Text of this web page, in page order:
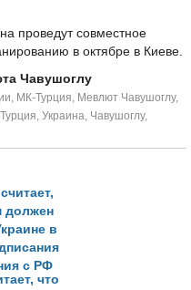
проведут совместное
в октябре в Киеве.
Чавушоглу
, МК-Турция, Мевлют Чавушоглу,
Турция, Украина, Чавушоглу,
что